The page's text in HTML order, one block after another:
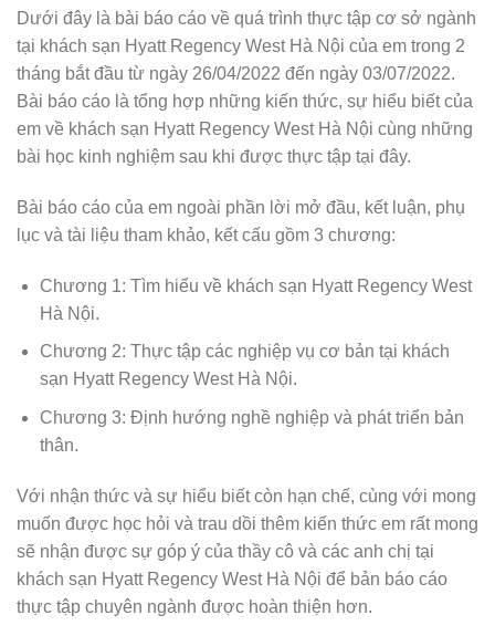
Dưới đây là bài báo cáo về quá trình thực tập cơ sở ngành
tại khách sạn Hyatt Regency West Hà Nội của em trong 2
tháng bắt đầu từ ngày 26/04/2022 đến ngày 03/07/2022.
Bài báo cáo là tổng hợp những kiến thức, sự hiểu biết của
em về khách sạn Hyatt Regency West Hà Nội cùng những
bài học kinh nghiệm sau khi được thực tập tại đây.
Bài báo cáo của em ngoài phần lời mở đầu, kết luận, phụ
lục và tài liệu tham khảo, kết cấu gồm 3 chương:
Chương 1: Tìm hiểu về khách sạn Hyatt Regency West
Hà Nội.
Chương 2: Thực tập các nghiệp vụ cơ bản tại khách
sạn Hyatt Regency West Hà Nội.
Chương 3: Định hướng nghề nghiệp và phát triển bản
thân.
Với nhận thức và sự hiểu biết còn hạn chế, cùng với mong
muốn được học hỏi và trau dồi thêm kiến thức em rất mong
sẽ nhận được sự góp ý của thầy cô và các anh chị tại
khách sạn Hyatt Regency West Hà Nội để bản báo cáo
thực tập chuyên ngành được hoàn thiện hơn.